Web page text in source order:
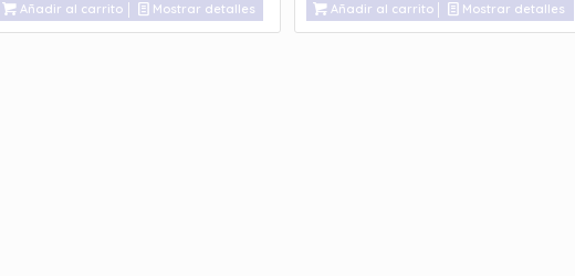
Añadir al carrito Mostrar detalles Añadir al carrito Mostrar detalles